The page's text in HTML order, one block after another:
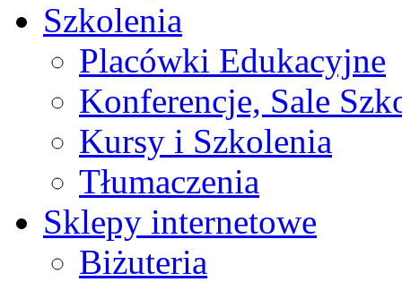
Szkolenia
Placówki Edukacyjne
Konferencje, Sale
Kursy i Szkolenia
Tłumaczenia
Sklepy internetowe
Biżuteria